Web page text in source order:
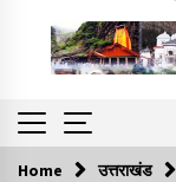
Home उत्तराखंड